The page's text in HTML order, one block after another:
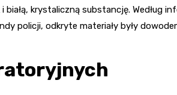
krystaliczną substancję. Według
policji, odkryte materiały były